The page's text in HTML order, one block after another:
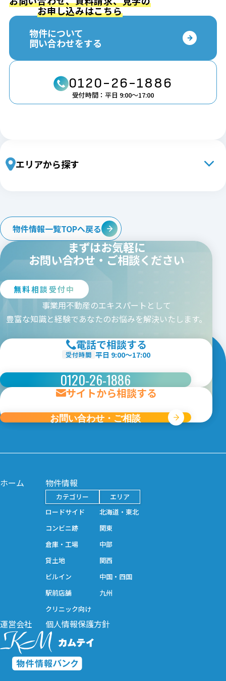
エリアから探す
関東エリア
群馬埼玉
千葉東京神奈川新潟
中部エリア
愛知三重
長野
山梨
福井
関西エリア
和歌山滋賀
中国・四国エリア
広島岡山山口鳥取
島根徳島香川愛媛
高知
九州エリア
お申し込みはこちら
物件について
問い合わせをする
0120-26-1886
受付時間：平日 9:00〜17:00
物件情報一覧TOPへ戻る
まずはお気軽に
お問い合わせ・ご相談ください
無料相談受付中
事業用不動産のエキスパートとして
豊富な知識と経験であなたのお悩みを解決いたします。
電話で相談する
受付時間 平日 9:00〜17:00
0120-26-1886
サイトから相談する
お問い合わせ・ご相談
ホーム 物件情報
カテゴリー
ロードサイド
コンビニ跡
倉庫・工場
貸土地
ビルイン
駅前店舗
クリニック向け
エリア
北海道・東北
関東
中部
関西
中国・四国
九州
運営会社 個人情報保護方針